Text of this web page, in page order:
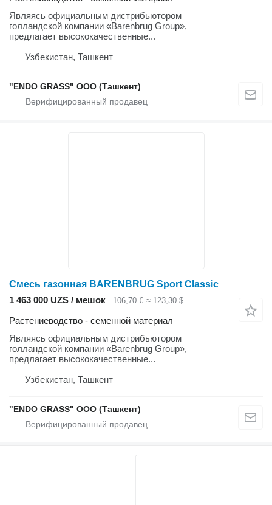
Являясь официальным дистрибьютором
голландской компании «Barenbrug Group»,
предлагает высококачественные...
Узбекистан, Ташкент
"ENDO GRASS" ООО (Ташкент)
Смесь газонная BARENBRUG Sport Classic
1 463 000 UZS / мешок
106,70 € ≈ 123,30 $
Растениеводство - семенной материал
Являясь официальным дистрибьютором
голландской компании «Barenbrug Group»,
предлагает высококачественные...
Узбекистан, Ташкент
"ENDO GRASS" ООО (Ташкент)